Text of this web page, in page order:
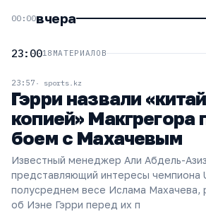
00:00вчера
23:0018 МАТЕРИАЛОВ
23:57 sports.kz
Гэрри назвали
копией» Макгрегора
боем с Махачевым
Известный менеджер Али Абдель-
представляющий интересы чемпиона
полусреднем весе Ислама Махачева,
об Иэне Гэрри перед их п